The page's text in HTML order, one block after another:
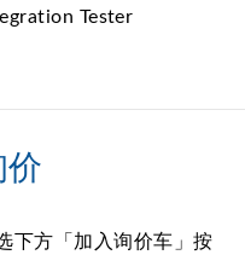
价
下方「加入询价车」按